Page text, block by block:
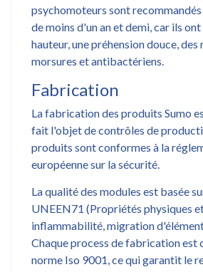
psychomoteurs sont
de moins d'un an et demi, car ils
hauteur, une préhension douce,
morsures et antibactériens.
Fabrication
La fabrication des produits Sumo
fait l'objet de contrôles de
produits sont conformes à la
européenne sur la sécurité.
La qualité des modules est basée
UNEEN71 (Propriétés physiques
inflammabilité, migration
Chaque process de fabrication est
norme Iso 9001, ce qui garantit le